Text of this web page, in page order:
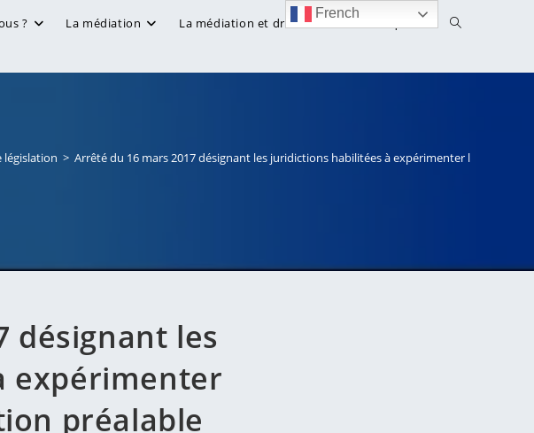
? La médiation La médiation et droit Bibliothèque Toggle
website
législation > Arrêté du 16 mars 2017 désignant les juridictions habilitées à expérimenter la
désignant les
expérimenter
préalable
French